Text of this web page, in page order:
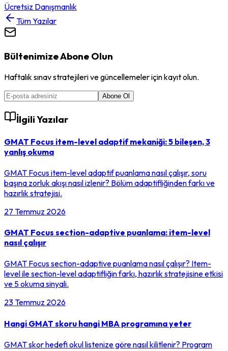
Ücretsiz Danışmanlık
Tüm Yazılar
Bültenimize Abone Olun
Haftalık sınav stratejileri ve güncellemeler için kayıt olun.
Abone Ol
İlgili Yazılar
GMAT Focus item-level adaptif mekaniği: 5 bileşen, 3
yanlış okuma
GMAT Focus item-level adaptif puanlama nasıl çalışır, soru
başına zorluk akışı nasıl izlenir? Bölüm adaptifliğinden farkı ve
hazırlık stratejisi.
27 Temmuz 2026
GMAT Focus section-adaptive puanlama: item-level
nasıl çalışır
GMAT Focus section-adaptive puanlama nasıl çalışır? Item-
level ile section-level adaptifliğin farkı, hazırlık stratejisine etkisi
ve 5 okuma sinyali.
23 Temmuz 2026
Hangi GMAT skoru hangi MBA programına yeter
GMAT skor hedefi okul listenize göre nasıl kilitlenir? Program